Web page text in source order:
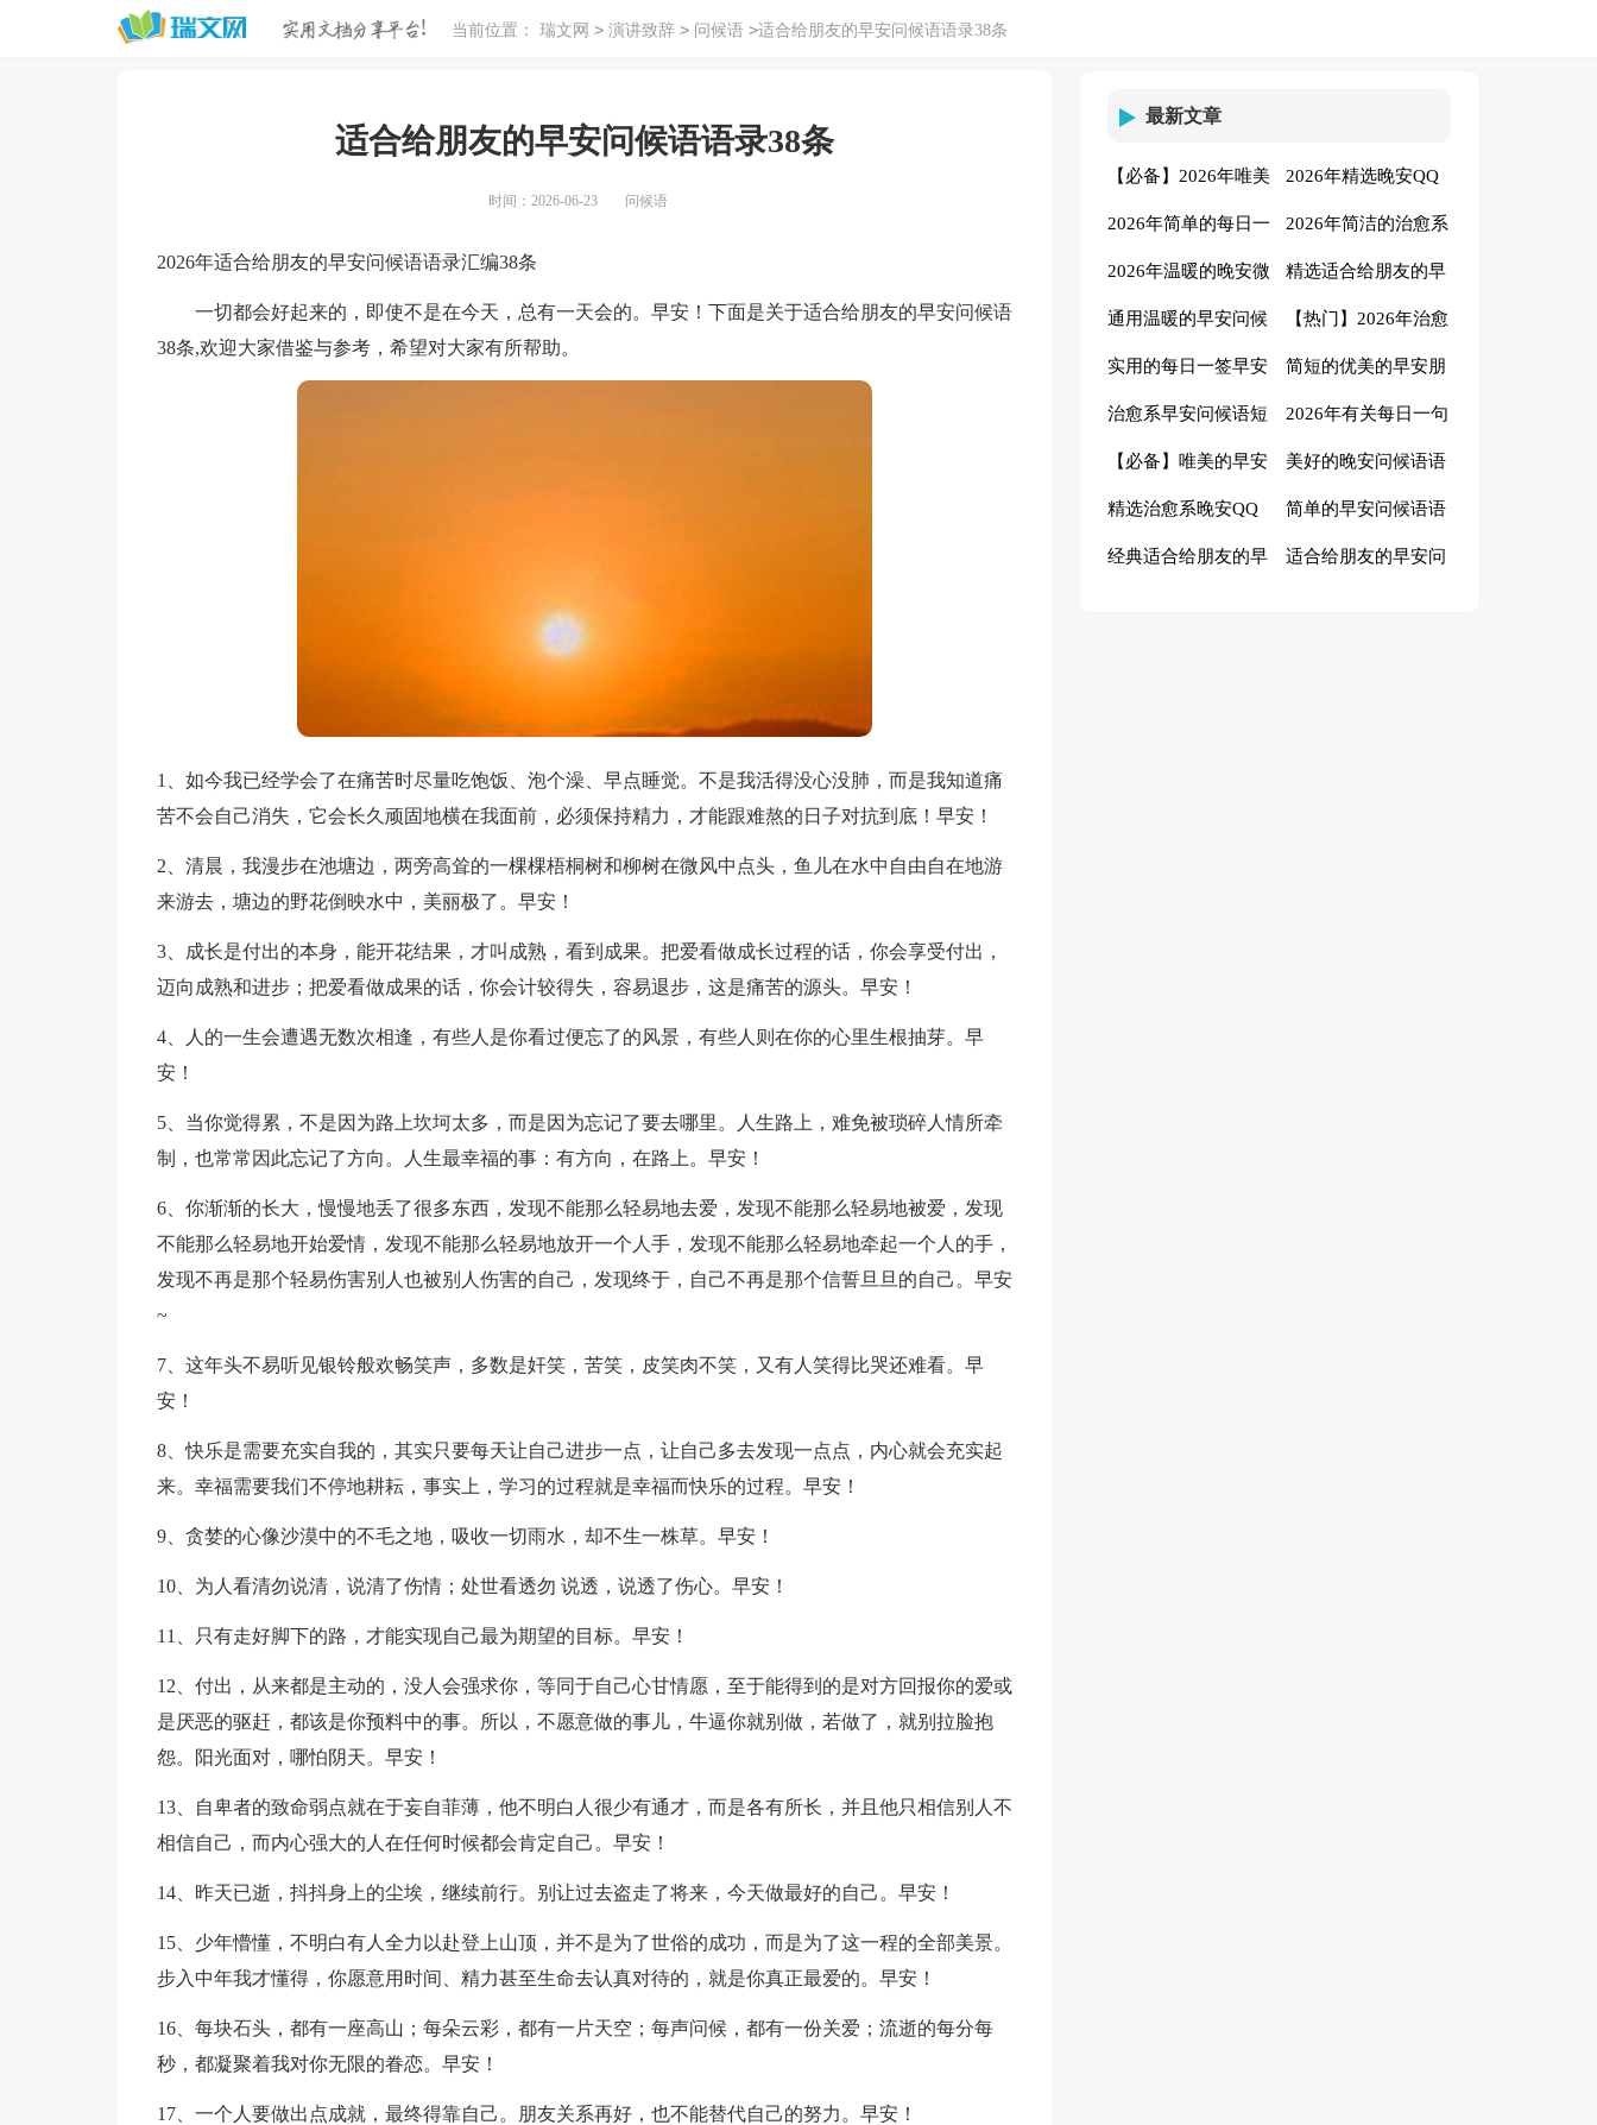
当前位置： 瑞文网 > 演讲致辞 > 问候语 >适合给朋友的早安问候语语录38条
适合给朋友的早安问候语语录38条
时间：2026-06-23 问候语
2026年适合给朋友的早安问候语语录汇编38条
一切都会好起来的，即使不是在今天，总有一天会的。早安！下面是关于适合给朋友的早安问候语
38条,欢迎大家借鉴与参考，希望对大家有所帮助。
1、如今我已经学会了在痛苦时尽量吃饱饭、泡个澡、早点睡觉。不是我活得没心没肺，而是我知道痛
苦不会自己消失，它会长久顽固地横在我面前，必须保持精力，才能跟难熬的日子对抗到底！早安！
2、清晨，我漫步在池塘边，两旁高耸的一棵棵梧桐树和柳树在微风中点头，鱼儿在水中自由自在地游
来游去，塘边的野花倒映水中，美丽极了。早安！
3、成长是付出的本身，能开花结果，才叫成熟，看到成果。把爱看做成长过程的话，你会享受付出，
迈向成熟和进步；把爱看做成果的话，你会计较得失，容易退步，这是痛苦的源头。早安！
4、人的一生会遭遇无数次相逢，有些人是你看过便忘了的风景，有些人则在你的心里生根抽芽。早
安！
5、当你觉得累，不是因为路上坎坷太多，而是因为忘记了要去哪里。人生路上，难免被琐碎人情所牵
制，也常常因此忘记了方向。人生最幸福的事：有方向，在路上。早安！
6、你渐渐的长大，慢慢地丢了很多东西，发现不能那么轻易地去爱，发现不能那么轻易地被爱，发现
不能那么轻易地开始爱情，发现不能那么轻易地放开一个人手，发现不能那么轻易地牵起一个人的手，
发现不再是那个轻易伤害别人也被别人伤害的自己，发现终于，自己不再是那个信誓旦旦的自己。早安
~
7、这年头不易听见银铃般欢畅笑声，多数是奸笑，苦笑，皮笑肉不笑，又有人笑得比哭还难看。早
安！
8、快乐是需要充实自我的，其实只要每天让自己进步一点，让自己多去发现一点点，内心就会充实起
来。幸福需要我们不停地耕耘，事实上，学习的过程就是幸福而快乐的过程。早安！
9、贪婪的心像沙漠中的不毛之地，吸收一切雨水，却不生一株草。早安！
10、为人看清勿说清，说清了伤情；处世看透勿 说透，说透了伤心。早安！
11、只有走好脚下的路，才能实现自己最为期望的目标。早安！
12、付出，从来都是主动的，没人会强求你，等同于自己心甘情愿，至于能得到的是对方回报你的爱或
是厌恶的驱赶，都该是你预料中的事。所以，不愿意做的事儿，牛逼你就别做，若做了，就别拉脸抱
怨。阳光面对，哪怕阴天。早安！
13、自卑者的致命弱点就在于妄自菲薄，他不明白人很少有通才，而是各有所长，并且他只相信别人不
相信自己，而内心强大的人在任何时候都会肯定自己。早安！
14、昨天已逝，抖抖身上的尘埃，继续前行。别让过去盗走了将来，今天做最好的自己。早安！
15、少年懵懂，不明白有人全力以赴登上山顶，并不是为了世俗的成功，而是为了这一程的全部美景。
步入中年我才懂得，你愿意用时间、精力甚至生命去认真对待的，就是你真正最爱的。早安！
16、每块石头，都有一座高山；每朵云彩，都有一片天空；每声问候，都有一份关爱；流逝的每分每
秒，都凝聚着我对你无限的眷恋。早安！
17、一个人要做出点成就，最终得靠自己。朋友关系再好，也不能替代自己的努力。早安！
最新文章
【必备】2026年唯美
的早安QQ问候语27
句
2026年精选晚安QQ
问候语汇编52条
2026年简单的每日一
句早安问候语短信集
锦54句
2026年简洁的治愈系
早安问候语短信合集
39句
2026年温暖的晚安微
信问候语汇总59句
精选适合给朋友的早
安微信问候语大汇总
58条
通用温暖的早安问候
语29条
【热门】2026年治愈
系晚安问候语短信锦
集50句
实用的每日一签早安
朋友圈问候语集锦39
句
简短的优美的早安朋
友圈问候语集合54句
治愈系早安问候语短
信合集44句
2026年有关每日一句
早安问候语36句
【必备】唯美的早安
微信问候语41句
美好的晚安问候语语
录39句
精选治愈系晚安QQ
问候语30句
简单的早安问候语语
录21条
经典适合给朋友的早 适合给朋友的早安问